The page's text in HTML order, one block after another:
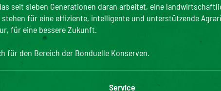
seit sieben Generationen daran arbeitet, eine
für eine effiziente, intelligente und unterstützende
für eine bessere Zukunft.
für den Bereich der Bonduelle Konserven.
Service